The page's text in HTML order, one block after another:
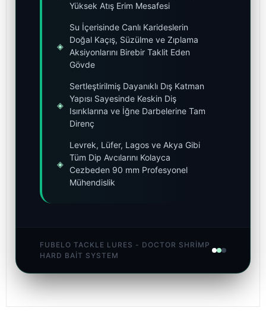
Yüksek Atış Erim Mesafesi
◈
Su İçerisinde Canlı Karideslerin
Doğal Kaçış, Süzülme ve Zıplama
Aksiyonlarını Birebir Taklit Eden
Gövde
◈
Sertleştirilmiş Dayanıklı Dış Katman
Yapısı Sayesinde Keskin Diş
Isırıklarına ve İğne Darbelerine Tam
Direnç
◈
Levrek, Lüfer, Lagos ve Akya Gibi
Tüm Dip Avcılarını Kolayca
Cezbeden 90 mm Profesyonel
Mühendislik
FUBELO TACKLE LURES - DOCTOR SHRIMP
HARD BAIT SYSTEM